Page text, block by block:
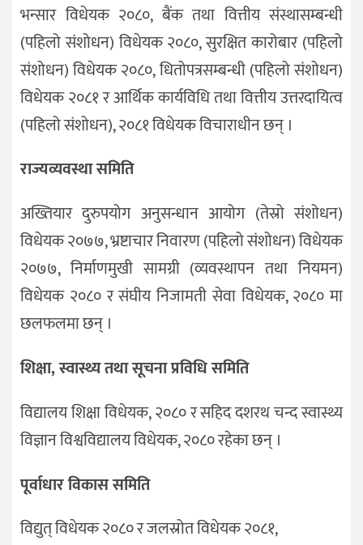
भन्सार विधेयक २०८०, बैंक तथा वित्तीय संस्थासम्बन्धी
(पहिलो संशोधन) विधेयक २०८०, सुरक्षित कारोबार (पहिलो
संशोधन) विधेयक २०८०, धितोपत्रसम्बन्धी (पहिलो संशोधन)
विधेयक २०८१ र आर्थिक कार्यविधि तथा वित्तीय उत्तरदायित्व
(पहिलो संशोधन), २०८१ विधेयक विचाराधीन छन् ।
राज्यव्यवस्था समिति
अख्तियार दुरुपयोग अनुसन्धान आयोग (तेस्रो संशोधन)
विधेयक २०७७, भ्रष्टाचार निवारण (पहिलो संशोधन) विधेयक
२०७७, निर्माणमुखी सामग्री (व्यवस्थापन तथा नियमन)
विधेयक २०८० र संघीय निजामती सेवा विधेयक, २०८० मा
छलफलमा छन् ।
शिक्षा, स्वास्थ्य तथा सूचना प्रविधि समिति
विद्यालय शिक्षा विधेयक, २०८० र सहिद दशरथ चन्द स्वास्थ्य
विज्ञान विश्वविद्यालय विधेयक, २०८० रहेका छन् ।
पूर्वाधार विकास समिति
विद्युत् विधेयक २०८० र जलस्रोत विधेयक २०८१,